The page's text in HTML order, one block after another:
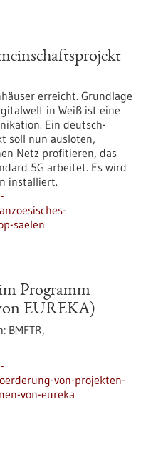
erreicht. Grundlage
in Weiß ist eine
Ein deutsch-
soll nun ausloten,
Netz profitieren, das
5G arbeitet. Es wird
installiert.
saelen
Programm
EUREKA)
BMFTR,
von-projekten-
von-eureka